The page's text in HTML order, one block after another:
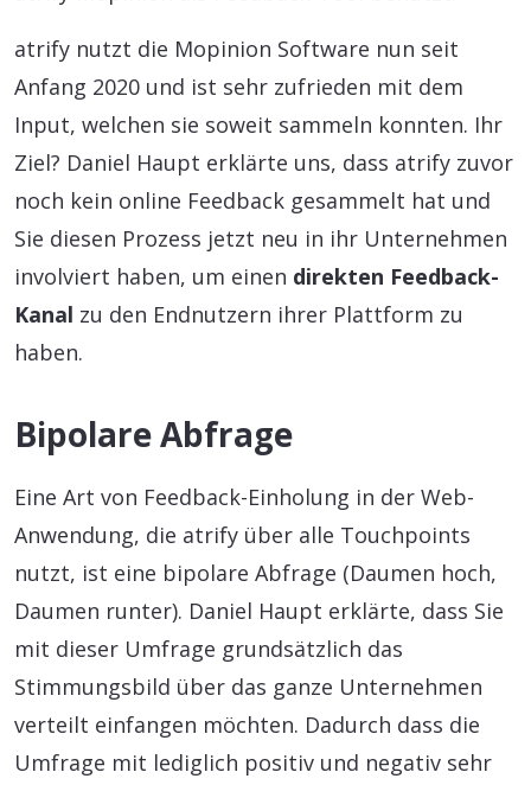
atrify nutzt die Mopinion Software nun seit
Anfang 2020 und ist sehr zufrieden mit dem
Input, welchen sie soweit sammeln konnten. Ihr
Ziel? Daniel Haupt erklärte uns, dass atrify zuvor
noch kein online Feedback gesammelt hat und
Sie diesen Prozess jetzt neu in ihr Unternehmen
involviert haben, um einen direkten Feedback-
Kanal zu den Endnutzern ihrer Plattform zu
haben.
Bipolare Abfrage
Eine Art von Feedback-Einholung in der Web-
Anwendung, die atrify über alle Touchpoints
nutzt, ist eine bipolare Abfrage (Daumen hoch,
Daumen runter). Daniel Haupt erklärte, dass Sie
mit dieser Umfrage grundsätzlich das
Stimmungsbild über das ganze Unternehmen
verteilt einfangen möchten. Dadurch dass die
Umfrage mit lediglich positiv und negativ sehr